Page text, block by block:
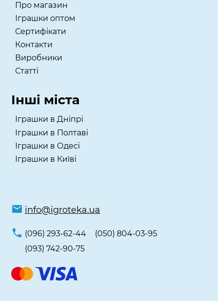
Про магазин
Іграшки оптом
Сертифікати
Контакти
Виробники
Статті
Інші міста
Іграшки в Дніпрі
Іграшки в Полтаві
Іграшки в Одесі
Іграшки в Київі
info@igroteka.ua
(096) 293-62-44
(050) 804-03-95
(093) 742-90-75